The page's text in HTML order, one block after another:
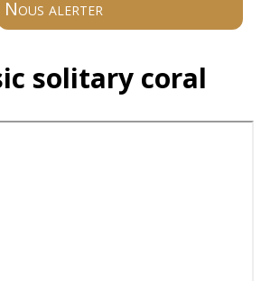
Nous alerter
solitary coral